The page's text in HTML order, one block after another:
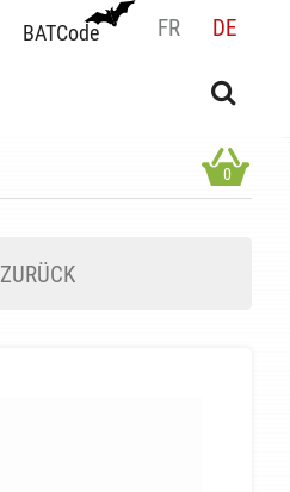
BATCode FR DE
OK
0
ZURÜCK